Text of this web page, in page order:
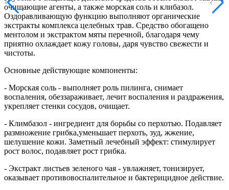
очищающие агенты, а также морская соль и клибазол.
Оздоравливающую функцию выполняют органические
экстракты комплекса целебных трав. Средство обогащено
ментолом и экстрактом мяты перечной, благодаря чему
приятно охлаждает кожу головы, даря чувство свежести и
чистоты.
Основные действующие компоненты:
- Морская соль - выполняет роль пилинга, снимает
воспаления, обеззараживает, лечит воспаления и раздражения,
укрепляет стенки сосудов, очищает.
- Климбазол - ингредиент для борьбы со перхотью. Подавляет
размножение грибка,уменьшает перхоть, зуд, жжение,
шелушение кожи. Заметный лечебный эффект: стимулирует
рост волос, подавляет рост грибка.
- Экстракт листьев зеленого чая - увлажняет, тонизирует,
оказывает противовоспалительное и бактерицидное действие.